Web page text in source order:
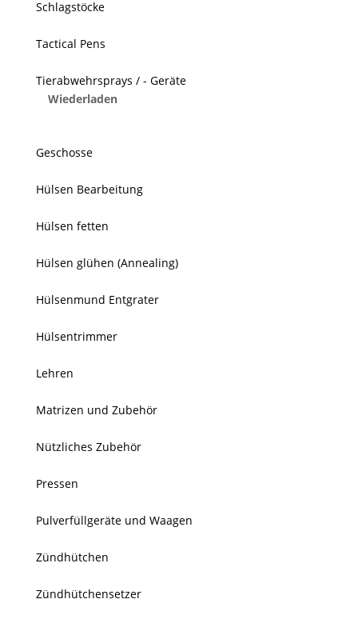
Schlagstöcke
Tactical Pens
Tierabwehrsprays / - Geräte
Wiederladen
Geschosse
Hülsen Bearbeitung
Hülsen fetten
Hülsen glühen (Annealing)
Hülsenmund Entgrater
Hülsentrimmer
Lehren
Matrizen und Zubehör
Nützliches Zubehör
Pressen
Pulverfüllgeräte und Waagen
Zündhütchen
Zündhütchensetzer